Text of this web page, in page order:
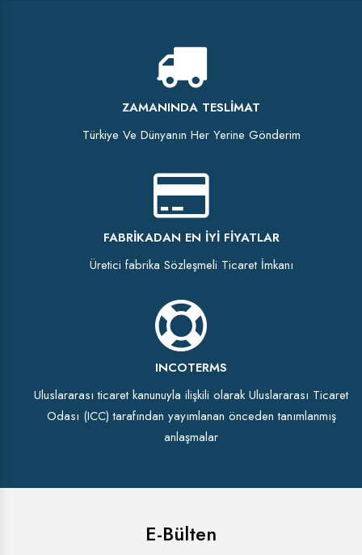
ZAMANINDA TESLIMAT
Türkiye Ve Dünyanın Her Yerine Gönderim
FABRIKADAN EN İYI FIYATLAR
Üretici fabrika Sözleşmeli Ticaret İmkanı
INCOTERMS
Uluslararası ticaret kanunuyla ilişkili olarak Uluslararası Ticaret
Odası (ICC) tarafından yayımlanan önceden tanımlanmış
anlaşmalar
E-Bülten